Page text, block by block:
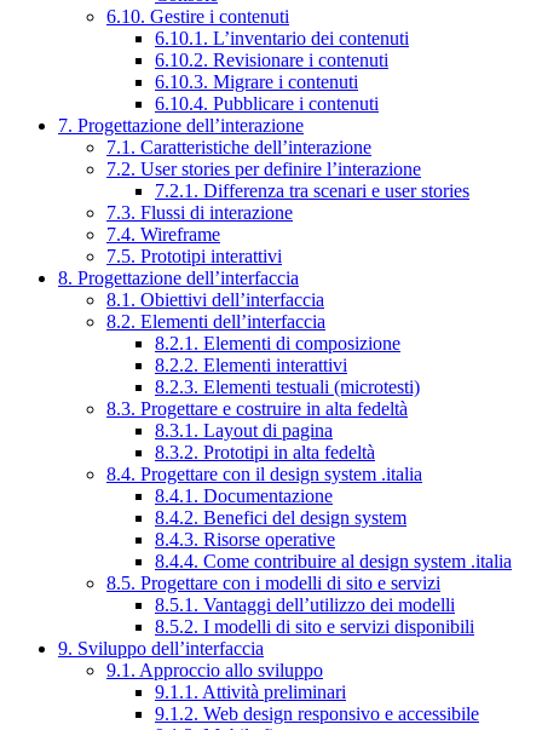
6.10. Gestire i contenuti
6.10.1. L’inventario dei contenuti
6.10.2. Revisionare i contenuti
6.10.3. Migrare i contenuti
6.10.4. Pubblicare i contenuti
7. Progettazione dell’interazione
7.1. Caratteristiche dell’interazione
7.2. User stories per definire l’interazione
7.2.1. Differenza tra scenari e user stories
7.3. Flussi di interazione
7.4. Wireframe
7.5. Prototipi interattivi
8. Progettazione dell’interfaccia
8.1. Obiettivi dell’interfaccia
8.2. Elementi dell’interfaccia
8.2.1. Elementi di composizione
8.2.2. Elementi interattivi
8.2.3. Elementi testuali (microtesti)
8.3. Progettare e costruire in alta fedeltà
8.3.1. Layout di pagina
8.3.2. Prototipi in alta fedeltà
8.4. Progettare con il design system .italia
8.4.1. Documentazione
8.4.2. Benefici del design system
8.4.3. Risorse operative
8.4.4. Come contribuire al design system .italia
8.5. Progettare con i modelli di sito e servizi
8.5.1. Vantaggi dell’utilizzo dei modelli
8.5.2. I modelli di sito e servizi disponibili
9. Sviluppo dell’interfaccia
9.1. Approccio allo sviluppo
9.1.1. Attività preliminari
9.1.2. Web design responsivo e accessibile